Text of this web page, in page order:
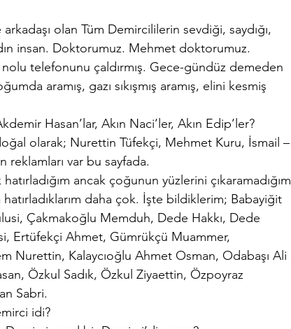
olan Tüm Demircililerin sevdiği, saydığı,
insan. Doktorumuz. Mehmet doktorumuz.
telefonunu çaldırmış. Gece-gündüz demeden
aramış, gazı sıkışmış aramış, elini kesmiş
Hasan’lar, Akın Naci’ler, Akın Edip’ler?
olarak; Nurettin Tüfekçi, Mehmet Kuru, İsmail –
reklamları var bu sayfada.
ancak çoğunun yüzlerini çıkaramadığım
daha çok. İşte bildiklerim; Babayiğit
Çakmakoğlu Memduh, Dede Hakkı, Dede
Ertüfekçi Ahmet, Gümrükçü Muammer,
Nurettin, Kalaycıoğlu Ahmet Osman, Odabaşı Ali
Özkul Sadık, Özkul Ziyaettin, Özpoyraz
Sabri.
idi?